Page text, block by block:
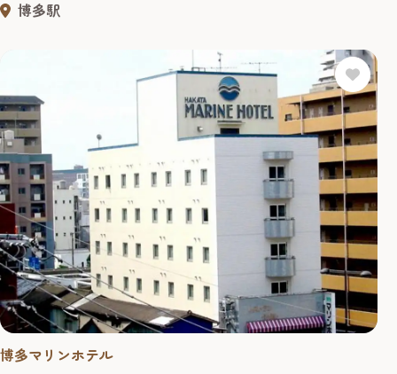
続環境も完備し、くつろぎ・情報収集の場としてご活用い
の時間帯は、エスプレッソやカフェ・ラ・テなど挽きたて
の香り高いコーヒーをフリード...
博多駅
博多マリンホテル